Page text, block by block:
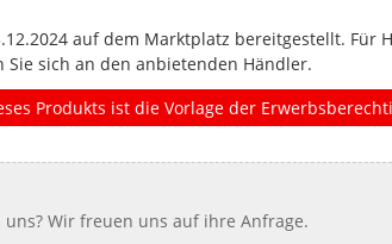
auf dem Marktplatz bereitgestellt. Für
sich an den anbietenden Händler.
Produkts ist die Vorlage der
Wir freuen uns auf ihre Anfrage.